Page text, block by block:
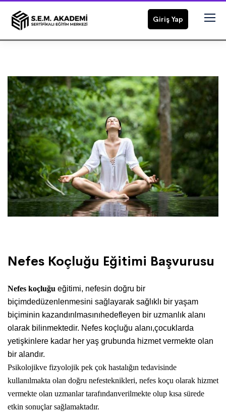
Giriş Yap
Nefes Koçluğu Eğitimi Başvurusu
Nefes koçluğu eğitimi, nefesin doğru bir
biçimdedüzenlenmesini sağlayarak sağlıklı bir yaşam
biçiminin kazandırılmasınıhedefleyen bir uzmanlık alanı
olarak bilinmektedir. Nefes koçluğu alanı,çocuklarda
yetişkinlere kadar her yaş grubunda hizmet vermekte olan
bir alandır.
Psikolojikve fizyolojik pek çok hastalığın tedavisinde
kullanılmakta olan doğru nefesteknikleri, nefes koçu olarak hizmet
vermekte olan uzmanlar tarafındanverilmekte olup kısa sürede
etkin sonuçlar sağlamaktadır.